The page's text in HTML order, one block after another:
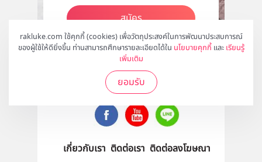
rakluke.com ใช้คุกกี้ (cookies) เพื่อวัตถุประสงค์ในการพัฒนาประสบการณ์
ของผู้ใช้ให้ดียิ่งขึ้น ท่านสามารถศึกษารายละเอียดได้ใน นโยบายคุกกี้ และ เรียนรู้
เพิ่มเติม
ยอมรับ
สมัคร
ติดตามเราได้ที่
เกี่ยวกับเรา ติดต่อเรา ติดต่อลงโฆษณา